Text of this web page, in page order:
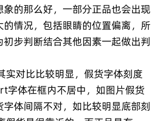
象的那么好，一部分正品也会出现
的情况，包括眼睛的位置偏离，所
初步判断结合其他因素一起做出判
实对比比较明显，假货字体刻度
字体在框内不居中，如图片假货
体间隔不对，如比较明显底部刻